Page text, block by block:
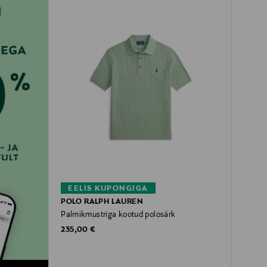
EELIS KUPONGIGA
POLO RALPH LAUREN
Palmikmustriga kootud polosärk
Original Price
235,00 €